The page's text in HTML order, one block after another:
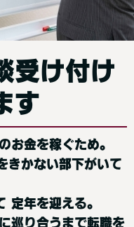
受け付け
す
お金を稼ぐため。
きかない部下がいて
定年を迎える。
巡り合うまで転職を